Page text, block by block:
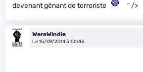
devenant gênant de terroriste
" />
WereWindle
Le 15/09/2014 à 10h43